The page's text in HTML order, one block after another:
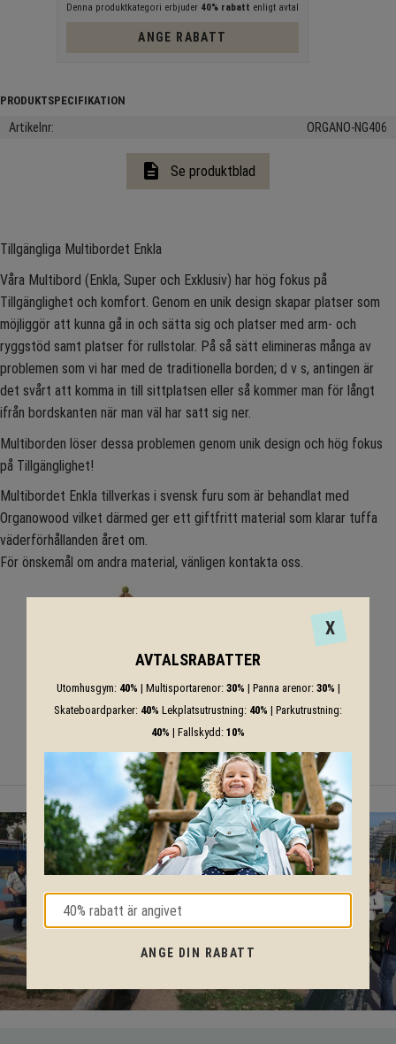
Denna produktkategori erbjuder 40% rabatt enligt avtal
ANGE RABATT
Artikelnr ORGANO-NG406
description Se produktblad
Tillgängliga Multibordet Enkla
Våra Multibord (Enkla, Super och Exklusiv) har hög fokus på
Tillgänglighet och komfort. Genom en unik design skapar platser som
möjliggör att kunna gå in och sätta sig och platser med arm- och
ryggstöd samt platser för rullstolar. På så sätt elimineras många av
problemen som vi har med de traditionella borden; d v s, antingen är
det svårt att komma in till sittplatsen eller så kommer man för långt
ifrån bordskanten när man väl har satt sig ner.
Multiborden löser dessa problemen genom unik design och hög fokus
på Tillgänglighet!
Multibordet Enkla tillverkas i svensk furu som är behandlat med
Organowood vilket därmed ger ett giftfritt material som klarar tuffa
väderförhållanden året om.
För önskemål om andra material, vänligen kontakta oss.
X
AVTALSRABATTER
Utomhusgym: 40% | Multisportarenor: 30% | Panna arenor: 30% |
Skateboardparker: 40% Lekplatsutrustning: 40% | Parkutrustning:
40% | Fallskydd: 10%
ANGE DIN RABATT